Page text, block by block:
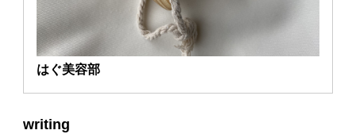
はぐ美容部
writing